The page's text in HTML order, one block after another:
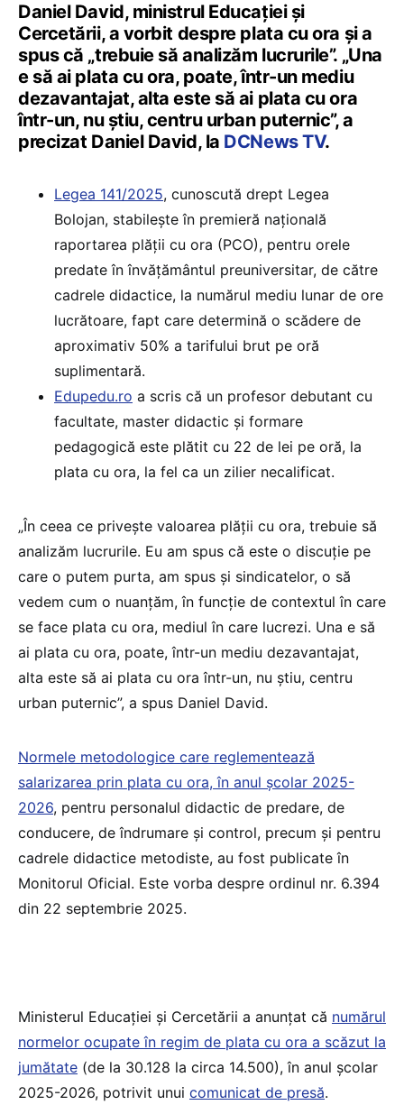
Daniel David, ministrul Educației și
Cercetării, a vorbit despre plata cu ora și a
spus că „trebuie să analizăm lucrurile”. „Una
e să ai plata cu ora, poate, într-un mediu
dezavantajat, alta este să ai plata cu ora
într-un, nu știu, centru urban puternic”, a
precizat Daniel David, la DCNews TV.
Legea 141/2025, cunoscută drept Legea
Bolojan, stabilește în premieră națională
raportarea plății cu ora (PCO), pentru orele
predate în învățământul preuniversitar, de către
cadrele didactice, la numărul mediu lunar de ore
lucrătoare, fapt care determină o scădere de
aproximativ 50% a tarifului brut pe oră
suplimentară.
Edupedu.ro a scris că un profesor debutant cu
facultate, master didactic și formare
pedagogică este plătit cu 22 de lei pe oră, la
plata cu ora, la fel ca un zilier necalificat.
„În ceea ce privește valoarea plății cu ora, trebuie să
analizăm lucrurile. Eu am spus că este o discuție pe
care o putem purta, am spus și sindicatelor, o să
vedem cum o nuanțăm, în funcție de contextul în care
se face plata cu ora, mediul în care lucrezi. Una e să
ai plata cu ora, poate, într-un mediu dezavantajat,
alta este să ai plata cu ora într-un, nu știu, centru
urban puternic”, a spus Daniel David.
Normele metodologice care reglementează
salarizarea prin plata cu ora, în anul școlar 2025-
2026, pentru personalul didactic de predare, de
conducere, de îndrumare și control, precum și pentru
cadrele didactice metodiste, au fost publicate în
Monitorul Oficial. Este vorba despre ordinul nr. 6.394
din 22 septembrie 2025.
Ministerul Educației și Cercetării a anunțat că numărul
normelor ocupate în regim de plata cu ora a scăzut la
jumătate (de la 30.128 la circa 14.500), în anul școlar
2025-2026, potrivit unui comunicat de presă.